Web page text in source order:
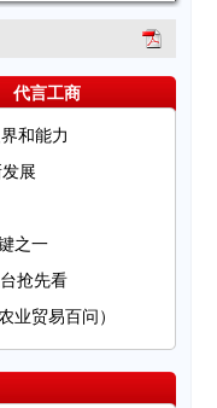
代言工商
和能力
展
之一
抢先看
业贸易百问）